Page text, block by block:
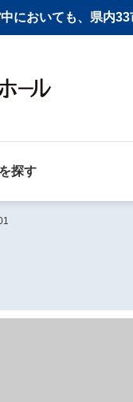
においても、県内
探す